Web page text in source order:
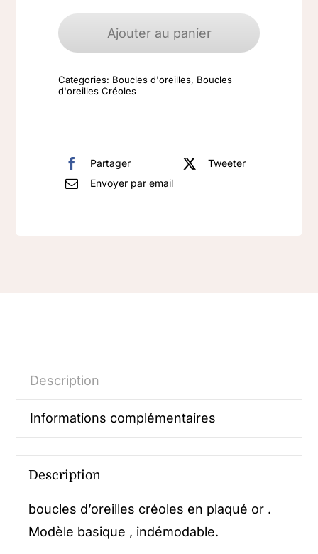
de
Plaqué
Ajouter au panier
Categories: Boucles d'oreilles, Boucles
d'oreilles Créoles
Partager
Tweeter
Envoyer par email
Description
Informations complémentaires
Description
boucles d’oreilles créoles en plaqué or .
Modèle basique , indémodable.